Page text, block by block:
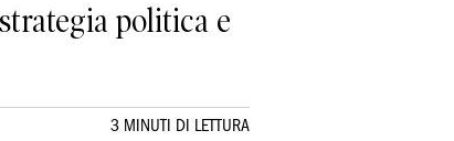
politica e
3 MINUTI DI LETTURA